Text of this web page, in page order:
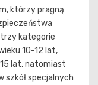
którzy pragną
trzy kategorie
10-12 lat,
lat, natomiast
szkół specjalnych